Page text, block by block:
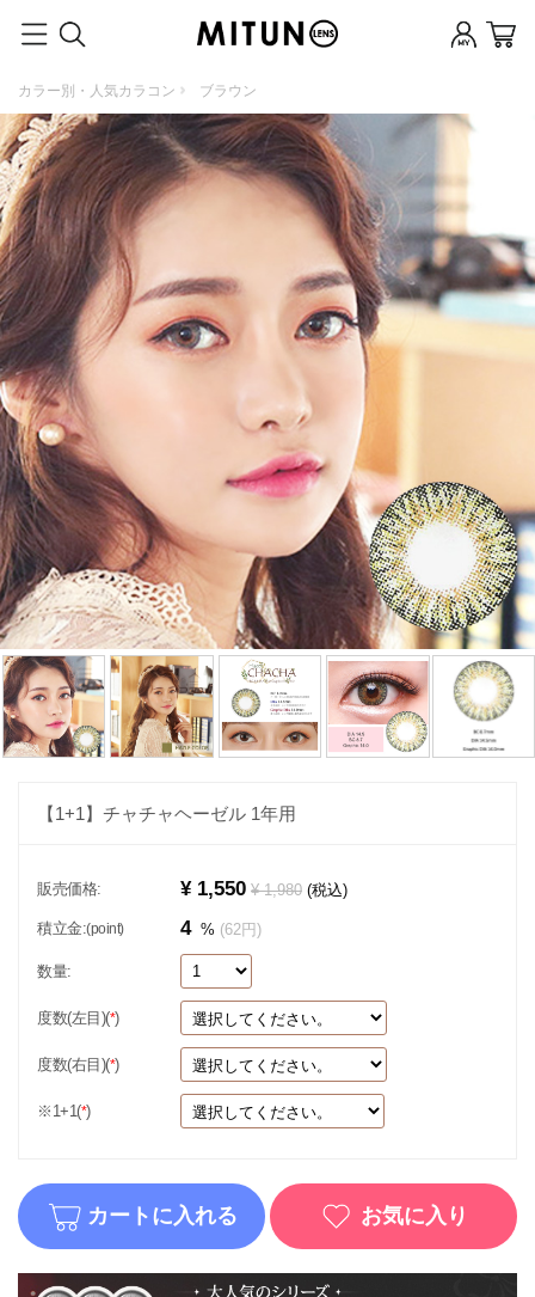
カラー別・人気カラコン ブラウン
【1+1】チャチャヘーゼル 1年用
販売価格: ¥ 1,550 ¥ 1,980 (税込)
積立金:(point) 4% (62円)
数量:
度数(左目)(*)
度数(右目)(*)
※1+1(*)
カートに入れる お気に入り